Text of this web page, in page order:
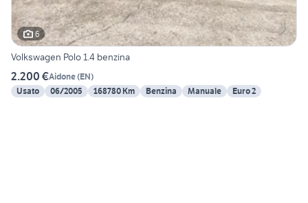
6
Volkswagen Polo 1.4 benzina
2.200 €Aidone(EN)
Usato
06/2005 168780 Km Benzina Manuale Euro 2